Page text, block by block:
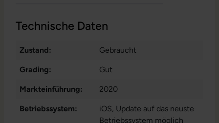
Technische Daten
Zustand: Gebraucht
Grading: Gut
Markteinführung: 2020
Betriebssystem: iOS, Update auf das neuste
Betriebssystem möglich